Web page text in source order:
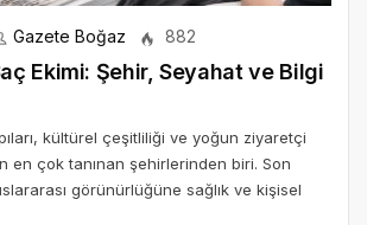
Gazete Boğaz 882
Ekimi: Şehir, Seyahat ve Bilgi
kültürel çeşitliliği ve yoğun ziyaretçi
en çok tanınan şehirlerinden biri. Son
görünürlüğüne sağlık ve kişisel